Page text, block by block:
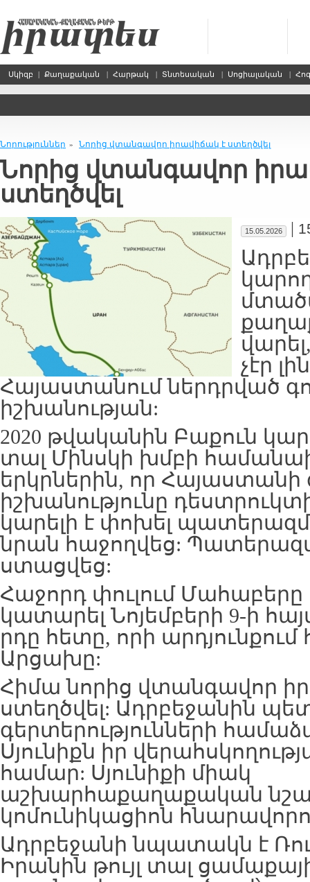
Սկիզբ | Քաղաքական | Հարթակ | Տնտեսական | Սոցիալական |
Նորություններ » Նորից վտանգավոր իրավիճակ է ստեղծվել
Նորից վտանգավոր
ստեղծվել
15.05.2026 |
չէր
Հայաստանում ներդրված
իշխանության:
2020 թվականին Բաքուն
տալ Մինսկի խմբի
երկրներին, որ Հայաստանի
իշխանությունը
կարելի է փոխել
նրան հաջողվեց: Պատերազմի
ստացվեց:
Հաջորդ փուլում
կատարել Նոյեմբերի 9-ի
րդը հետը, որի
Արցախը:
Հիմա նորից վտանգավոր
ստեղծվել: Ադրբեջանին
գերտերությունների
Սյունիքն իր
համար: Սյունիքի միակ
աշխարհաքաղաքական
կոմունիկացիոն
Ադրբեջանի նպատակն է
Իրանին թույլ տալ